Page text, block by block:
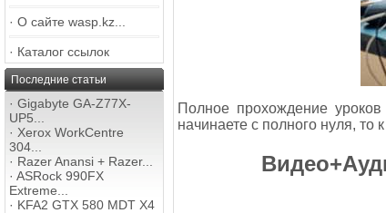
· О сайте wasp.kz...
· Каталог ссылок
Последние статьи
· Gigabyte GA-Z77X-
UP5...
· Xerox WorkCentre
304...
· Razer Anansi + Razer...
· ASRock 990FX
Extreme...
· KFA2 GTX 580 MDT X4
Полное прохождение
начинаете с полного нуля, то